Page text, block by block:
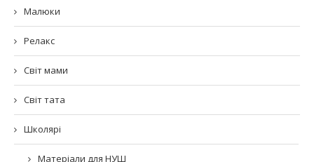
Малюки
Релакс
Світ мами
Світ тата
Школярі
Матеріали для НУШ